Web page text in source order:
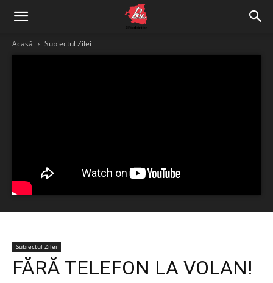
Acasă Subiectul Zilei
Subiectul Zilei
FĂRĂ TELEFON LA VOLAN!